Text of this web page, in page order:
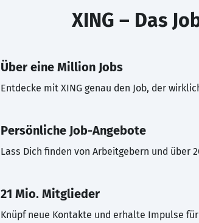
XING – Das
Über eine Million Jobs
Entdecke mit XING genau den Job, der
Persönliche Job-Angebote
Lass Dich finden von Arbeitgebern und über
21 Mio. Mitglieder
Knüpf neue Kontakte und erhalte Impulse